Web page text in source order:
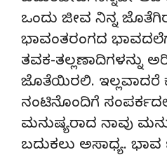
ಒಂದು ಜೀವ ನಿನ್ನ
ಭಾವಂತರಂಗದ
ತವಕ-ತಲ್ಲಣಾದಿಗಳನ್ನು
ಜೊತೆಯಿರಲಿ. ಇಲ್ಲವಾದರೆ
ನಂಟಿನೊಂದಿಗೆ
ಮನುಷ್ಯರಾದ ನಾವು
ಬದುಕಲು ಅಸಾಧ್ಯ.